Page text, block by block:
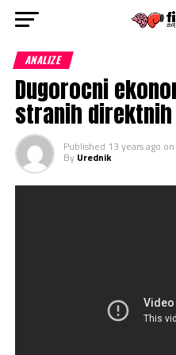
ANALIZE
Dugorocni
stranih
Published 13 years ago on
By Urednik